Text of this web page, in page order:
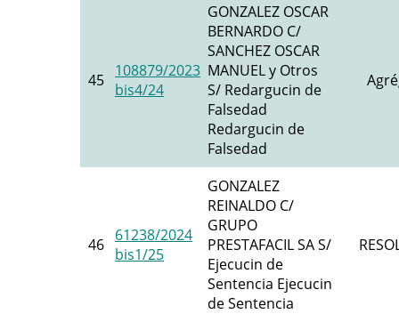
45
108879/2023
bis4/24
GONZALEZ OSCAR
BERNARDO C/
SANCHEZ OSCAR
MANUEL y Otros
S/ Redargucin de
Falsedad
Redargucin de
Falsedad
46
61238/2024
bis1/25
GONZALEZ
REINALDO C/
GRUPO
PRESTAFACIL SA S/
Ejecucin de
Sentencia Ejecucin
de Sentencia